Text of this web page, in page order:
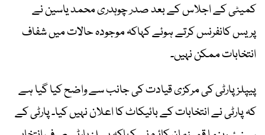
کمیٹی کے اجلاس کے بعد صدر چوہدری محمد یاسین نے
پریس کانفرنس کرتے ہوئے کہاکہ موجودہ حالات میں شفاف
انتخابات ممکن نہیں۔
پیپلز پارٹی کی مرکزی قیادت کی جانب سے واضح کیا گیا ہے
کہ پارٹی نے انتخابات کے بائیکاٹ کا اعلان نہیں کیا۔ پارٹی کے